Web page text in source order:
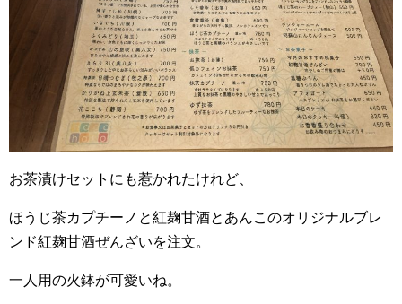
お茶漬けセットにも惹かれたけれど、
ほうじ茶カプチーノと紅麹甘酒とあんこのオリジナルブレ
ンド紅麹甘酒ぜんざいを注文。
一人用の火鉢が可愛いね。